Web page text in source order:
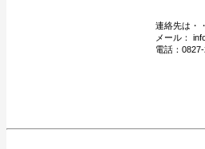
連絡先は・
メール：
電話：